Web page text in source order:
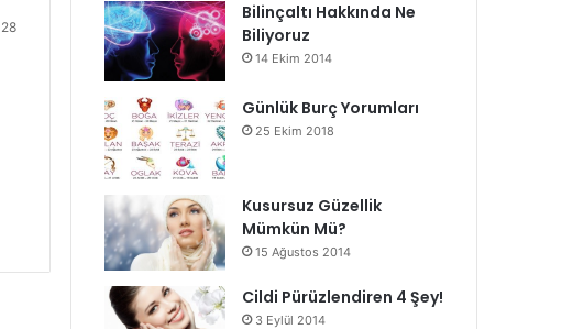
Bilinçaltı Hakkında Ne
Biliyoruz
14 Ekim 2014
Günlük Burç Yorumları
25 Ekim 2018
Kusursuz Güzellik
Mümkün Mü?
15 Ağustos 2014
Cildi Pürüzlendiren 4 Şey!
3 Eylül 2014